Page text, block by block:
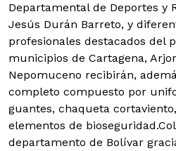
Departamental de Deportes y
Jesús Durán Barreto, y
profesionales destacados del
municipios de Cartagena,
Nepomuceno recibirán,
completo compuesto por
guantes, chaqueta
elementos de bioseguridad.
departamento de Bolívar